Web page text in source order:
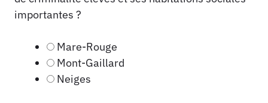
importantes ?
Mare-Rouge
Mont-Gaillard
Neiges